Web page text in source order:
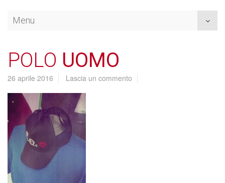
Menu
POLO UOMO
26 aprile 2016 Lascia un commento